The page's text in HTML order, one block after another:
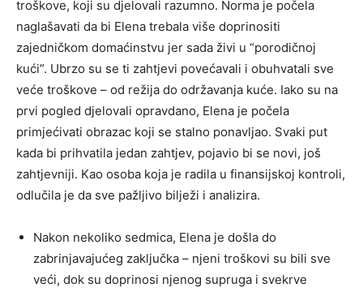
troškove, koji su djelovali razumno. Norma je počela
naglašavati da bi Elena trebala više doprinositi
zajedničkom domaćinstvu jer sada živi u “porodičnoj
kući”. Ubrzo su se ti zahtjevi povećavali i obuhvatali sve
veće troškove – od režija do održavanja kuće. Iako su na
prvi pogled djelovali opravdano, Elena je počela
primjećivati obrazac koji se stalno ponavljao. Svaki put
kada bi prihvatila jedan zahtjev, pojavio bi se novi, još
zahtjevniji. Kao osoba koja je radila u finansijskoj kontroli,
odlučila je da sve pažljivo bilježi i analizira.
Nakon nekoliko sedmica, Elena je došla do
zabrinjavajućeg zaključka – njeni troškovi su bili sve
veći, dok su doprinosi njenog supruga i svekrve